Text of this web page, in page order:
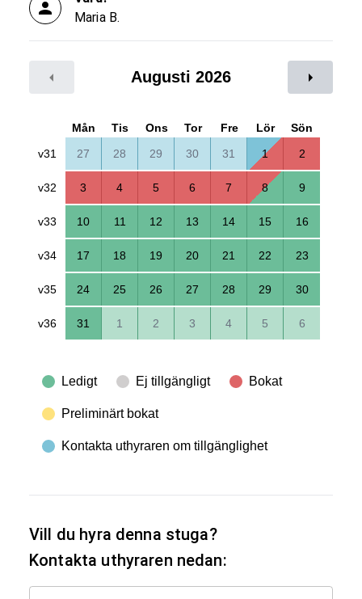
Maria B.
Augusti 2026
Mån Tis Ons Tor Fre Lör
Sön
v31
27 28 29 30 31 1 2
v32 3 4 5 6 7 8 9
v33 10 11 12 13 14 15 16
v34 17 18 19 20 21 22 23
v35 24 25 26 27 28 29 30
v36 31 1 2 3 4 5 6
Ledigt Ej tillgängligt Bokat
Preliminärt bokat
Kontakta uthyraren om tillgänglighet
Vill du hyra denna stuga?
Kontakta uthyraren nedan: